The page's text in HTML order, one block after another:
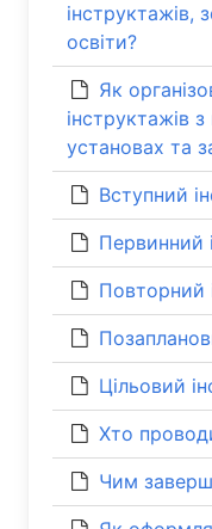
інструктажів,
освіти?
Як
інструктажів
установах та
Вступний
Первинний
Повторний
Цільовий
Хто
Чим